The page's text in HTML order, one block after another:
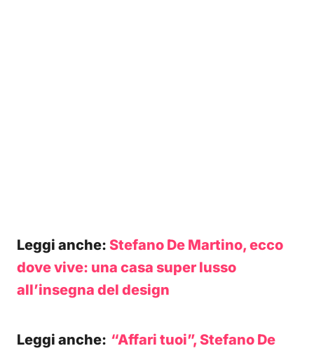
Leggi anche: Stefano De Martino, ecco
dove vive: una casa super lusso
all’insegna del design
Leggi anche: “Affari tuoi”, Stefano De